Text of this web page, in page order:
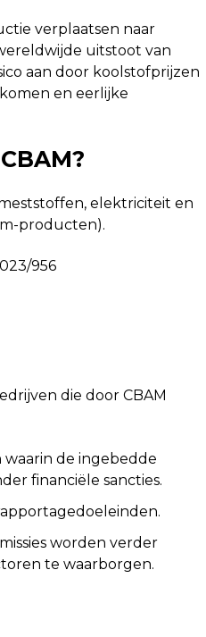
verplaatsen naar
uitstoot van
aan door koolstofprijzen
en eerlijke
elektriciteit en
producten).
956
die door CBAM
de ingebedde
financiële sancties.
worden verder
te waarborgen.